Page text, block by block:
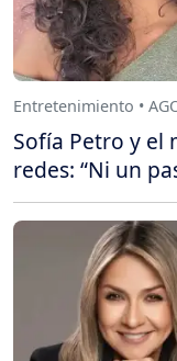
Entretenimiento •
Sofía Petro y el
redes: “Ni un